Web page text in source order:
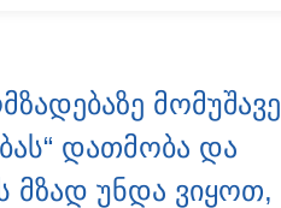
მომუშავე
დათმობა და
მზად უნდა ვიყოთ,